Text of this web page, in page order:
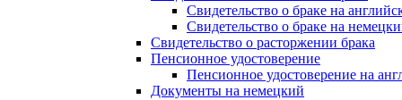
Свидетельство о браке на
Свидетельство о браке на
Свидетельство о расторжении брака
Пенсионное удостоверение
Пенсионное удостоверение на
Документы на немецкий